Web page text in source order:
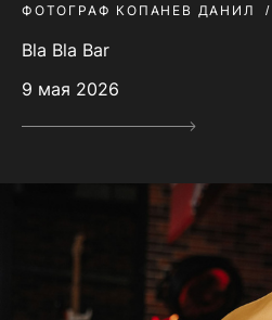
ФОТОГРАФ КОПАНЕВ ДАНИЛ
Bla Bla Bar
9 мая 2026